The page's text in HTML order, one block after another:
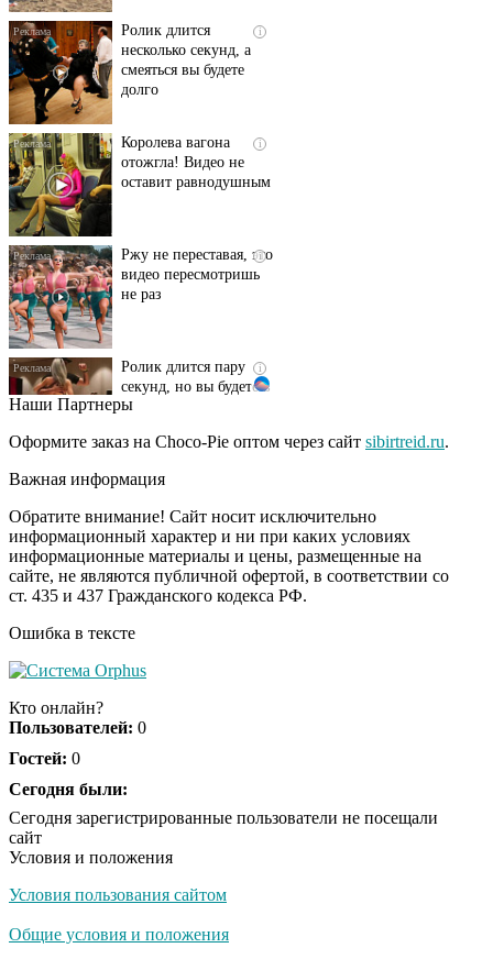
смеяться вы будете
долго
Королева вагона
оставит равнодушным
не раз
шоке от увиденного
i
Этот танец невесты
Пересмотрела 10 раз
i
Ролик из Омска: вы
будете смеяться долго
Наши Партнеры
Оформите заказ на Choco-Pie оптом через сайт sibirtreid.ru.
Важная информация
Обратите внимание! Сайт носит исключительно
информационный характер и ни при каких условиях
информационные материалы и цены, размещенные на
сайте, не являются публичной офертой, в соответствии со
ст. 435 и 437 Гражданского кодекса РФ.
Ошибка в тексте
Кто онлайн?
Пользователей: 0
Гостей: 0
Сегодня были:
Сегодня зарегистрированные пользователи не посещали
сайт
Условия и положения
Условия пользования сайтом
Общие условия и положения